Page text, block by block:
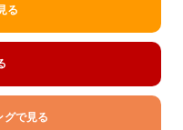
る
で見る